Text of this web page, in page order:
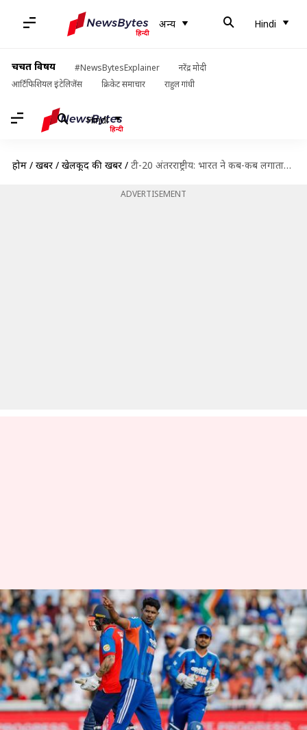
अन्य Hindi
चर्चित विषय #NewsBytesExplainer
नरेंद्र मोदी
आर्टिफिशियल इंटेलिजेंस
क्रिकेट समाचार राहुल गांधी
Hindi
होम / खबरें / खेलकूद की खबरें / टी-20 अंतरराष्ट्रीय: भारत ने कब-कब लगातार 4 या अधिक मैचों में से 1 भी नहीं जीता
ADVERTISEMENT
टी-20 अंतरराष्ट्रीय: भारत ने कब-कब
लगातार 4 या अधिक मैचों में से 1 भी
नहीं जीता
लेखन अंकित पसबोला Jul 08, 2026 05:14 pm
क्या है खबर?